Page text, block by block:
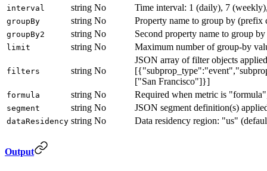
interval string No Time interval: 1 (daily), 7
groupBy string No Property name to group by
groupBy2 string No Second property name to group
limit string No Maximum number of group-by
filters string No
JSON array of filter objects
["San Francisco"]}]
formula string No Required when metric is
segment string No JSON segment definition(s)
dataResidency string No Data residency region: "us"
Output